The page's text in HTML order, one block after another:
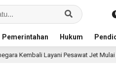
Pemerintahan Hukum
Jet Mulai 14 Agustus 2026,